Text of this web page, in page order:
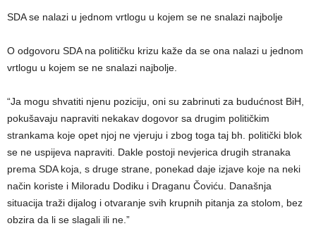
SDA se nalazi u jednom vrtlogu u kojem se ne snalazi najbolje
O odgovoru SDA na političku krizu kaže da se ona nalazi u jednom
vrtlogu u kojem se ne snalazi najbolje.
“Ja mogu shvatiti njenu poziciju, oni su zabrinuti za budućnost BiH,
pokušavaju napraviti nekakav dogovor sa drugim političkim
strankama koje opet njoj ne vjeruju i zbog toga taj bh. politički blok
se ne uspijeva napraviti. Dakle postoji nevjerica drugih stranaka
prema SDA koja, s druge strane, ponekad daje izjave koje na neki
način koriste i Miloradu Dodiku i Draganu Čoviću. Današnja
situacija traži dijalog i otvaranje svih krupnih pitanja za stolom, bez
obzira da li se slagali ili ne.”